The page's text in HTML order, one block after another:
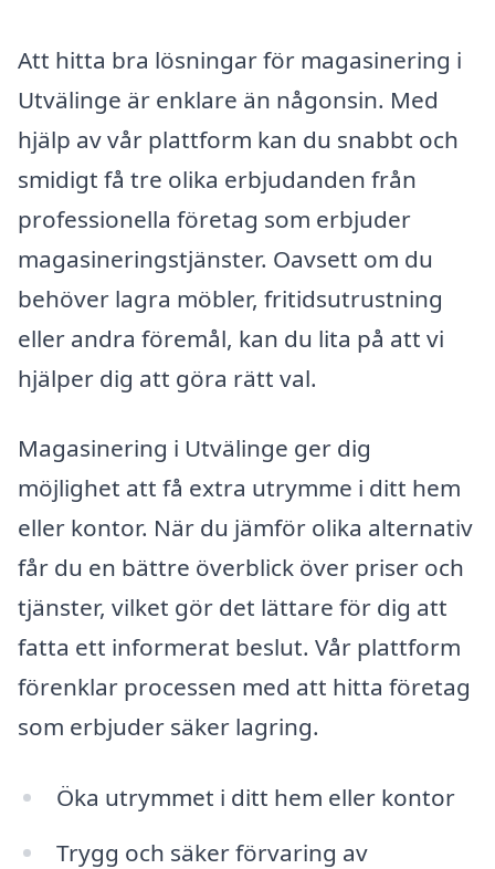
Att hitta bra lösningar för magasinering i
Utvälinge är enklare än någonsin. Med
hjälp av vår plattform kan du snabbt och
smidigt få tre olika erbjudanden från
professionella företag som erbjuder
magasineringstjänster. Oavsett om du
behöver lagra möbler, fritidsutrustning
eller andra föremål, kan du lita på att vi
hjälper dig att göra rätt val.
Magasinering i Utvälinge ger dig
möjlighet att få extra utrymme i ditt hem
eller kontor. När du jämför olika alternativ
får du en bättre överblick över priser och
tjänster, vilket gör det lättare för dig att
fatta ett informerat beslut. Vår plattform
förenklar processen med att hitta företag
som erbjuder säker lagring.
Öka utrymmet i ditt hem eller kontor
Trygg och säker förvaring av